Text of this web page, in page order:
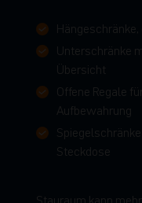
Hängeschränke,
Unterschränke
Übersicht
Offene Regale
Aufbewahrung
Steckdose
Stauraum kann